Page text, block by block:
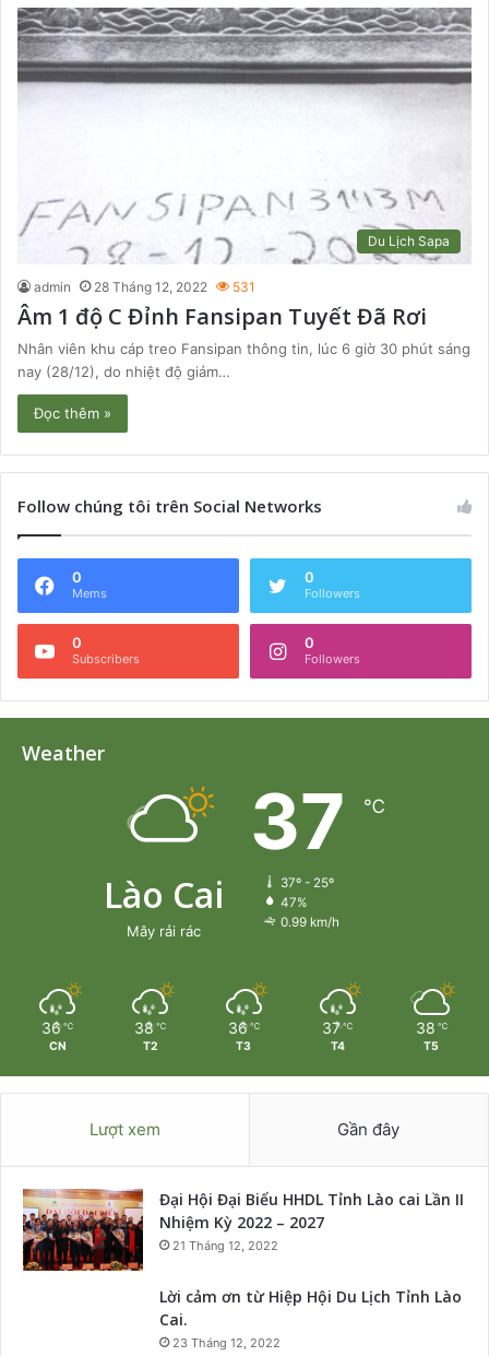
Du Lịch Sapa
admin 28 Tháng 12, 2022 531
Âm 1 độ C Đỉnh Fansipan Tuyết Đã Rơi
Nhân viên khu cáp treo Fansipan thông tin, lúc 6 giờ 30 phút sáng
nay (28/12), do nhiệt độ giảm…
Đọc thêm »
Follow chúng tôi trên Social Networks
0
Mems
0
Followers
0
Subscribers
0
Followers
Weather
Lào Cai
Mây rải rác
37 ℃
37º - 25º
47%
0.99 km/h
36 ℃
CN
38 ℃
T2
36 ℃
T3
37 ℃
T4
38 ℃
T5
Lượt xem Gần đây
Đại Hội Đại Biểu HHDL Tỉnh Lào cai Lần II
Nhiệm Kỳ 2022 – 2027
21 Tháng 12, 2022
Lời cảm ơn từ Hiệp Hội Du Lịch Tỉnh Lào
Cai.
23 Tháng 12, 2022